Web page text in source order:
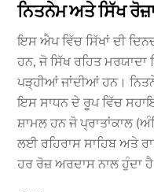
ਨਿਤਨੇਮ ਅਤੇ ਸਿੱਖ
ਇਸ ਐਪ ਵਿੱਚ ਸਿੱਖਾਂ ਦੀ
ਹਨ, ਜੋ ਸਿੱਖ ਰਹਿਤ ਮਰਯਾਦਾ
ਪੜ੍ਹੀਆਂ ਜਾਂਦੀਆਂ ਹਨ।
ਇਸ ਸਾਧਨ ਦੇ ਰੂਪ ਵਿੱਚ
ਸ਼ਾਮਲ ਹਨ ਜੋ ਪ੍ਰਾਤਾਂਕਾਲ
ਲਈ ਰਹਿਰਾਸ ਸਾਹਿਬ ਅਤੇ
ਹਰ ਰੋਜ਼ ਅਰਦਾਸ ਨਾਲ ਹੁੰਦਾ